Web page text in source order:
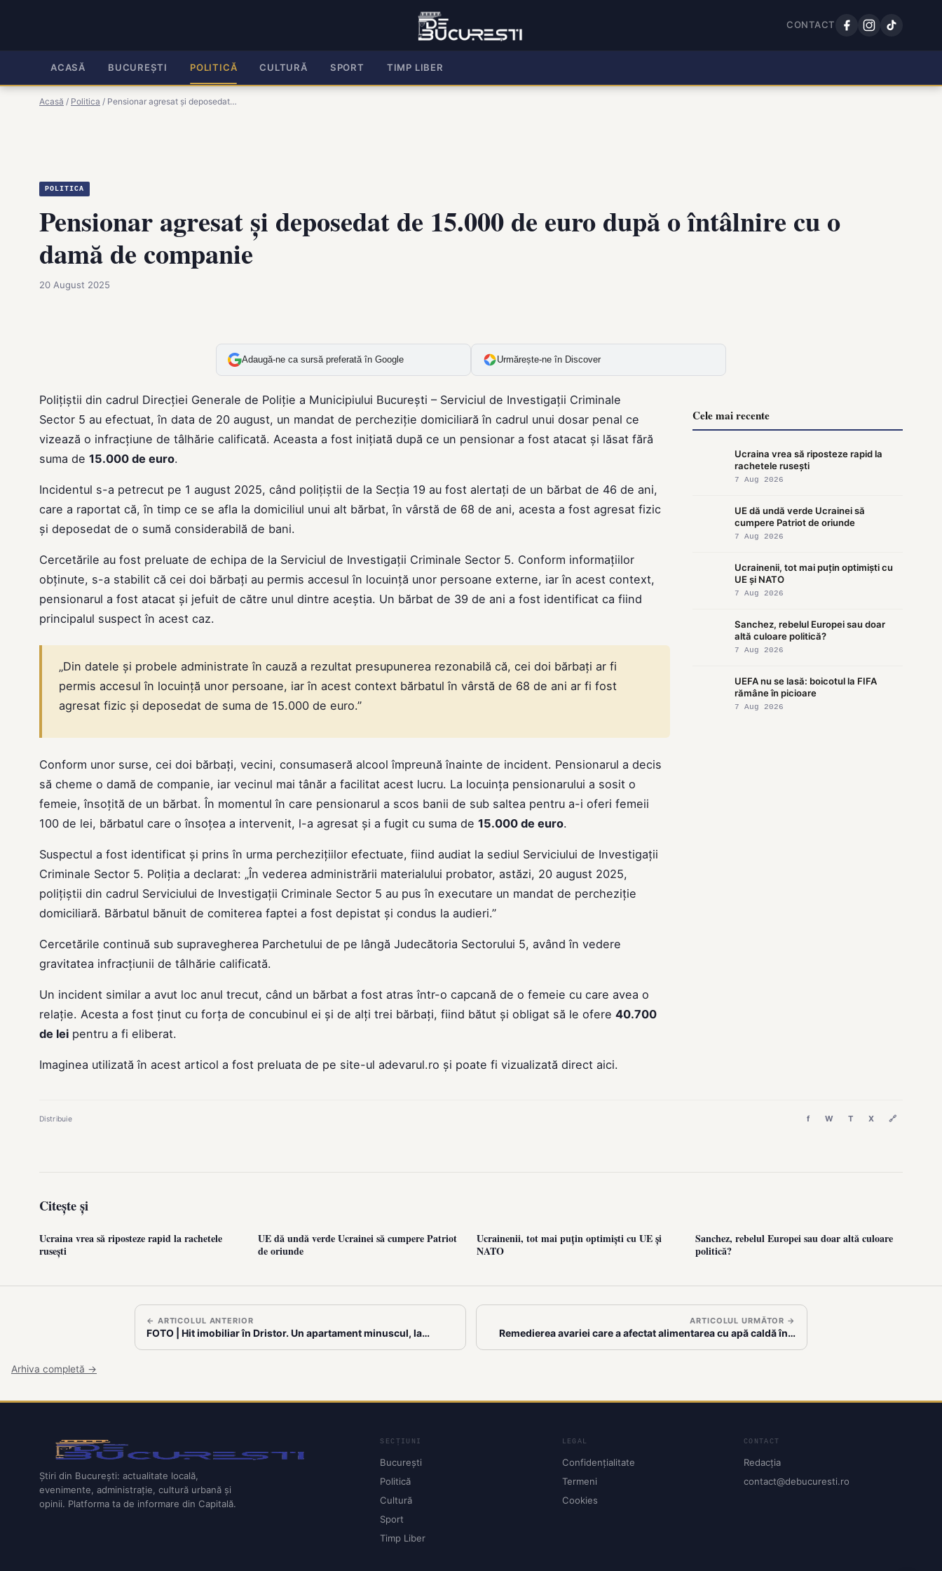
CONTACT
ACASĂ BUCUREȘTI POLITICĂ CULTURĂ SPORT TIMP LIBER
Acasă / Politica / Pensionar agresat și deposedat…
POLITICA
Pensionar agresat și deposedat de 15.000 de euro după o întâlnire cu o
damă de companie
20 August 2025
Adaugă-ne ca sursă preferată în Google Urmărește-ne în Discover
Polițiștii din cadrul Direcției Generale de Poliție a Municipiului București – Serviciul de Investigații Criminale
Sector 5 au efectuat, în data de 20 august, un mandat de percheziție domiciliară în cadrul unui dosar penal ce
vizează o infracțiune de tâlhărie calificată. Aceasta a fost inițiată după ce un pensionar a fost atacat și lăsat fără
suma de 15.000 de euro.
Incidentul s-a petrecut pe 1 august 2025, când polițiștii de la Secția 19 au fost alertați de un bărbat de 46 de ani,
care a raportat că, în timp ce se afla la domiciliul unui alt bărbat, în vârstă de 68 de ani, acesta a fost agresat fizic
și deposedat de o sumă considerabilă de bani.
Cercetările au fost preluate de echipa de la Serviciul de Investigații Criminale Sector 5. Conform informațiilor
obținute, s-a stabilit că cei doi bărbați au permis accesul în locuință unor persoane externe, iar în acest context,
pensionarul a fost atacat și jefuit de către unul dintre aceștia. Un bărbat de 39 de ani a fost identificat ca fiind
principalul suspect în acest caz.
„Din datele și probele administrate în cauză a rezultat presupunerea rezonabilă că, cei doi bărbați ar fi
permis accesul în locuință unor persoane, iar în acest context bărbatul în vârstă de 68 de ani ar fi fost
agresat fizic și deposedat de suma de 15.000 de euro.”
Conform unor surse, cei doi bărbați, vecini, consumaseră alcool împreună înainte de incident. Pensionarul a decis
să cheme o damă de companie, iar vecinul mai tânăr a facilitat acest lucru. La locuința pensionarului a sosit o
femeie, însoțită de un bărbat. În momentul în care pensionarul a scos banii de sub saltea pentru a-i oferi femeii
100 de lei, bărbatul care o însoțea a intervenit, l-a agresat și a fugit cu suma de 15.000 de euro.
Suspectul a fost identificat și prins în urma perchezițiilor efectuate, fiind audiat la sediul Serviciului de Investigații
Criminale Sector 5. Poliția a declarat: „În vederea administrării materialului probator, astăzi, 20 august 2025,
polițiștii din cadrul Serviciului de Investigații Criminale Sector 5 au pus în executare un mandat de percheziție
domiciliară. Bărbatul bănuit de comiterea faptei a fost depistat și condus la audieri.”
Cercetările continuă sub supravegherea Parchetului de pe lângă Judecătoria Sectorului 5, având în vedere
gravitatea infracțiunii de tâlhărie calificată.
Un incident similar a avut loc anul trecut, când un bărbat a fost atras într-o capcană de o femeie cu care avea o
relație. Acesta a fost ținut cu forța de concubinul ei și de alți trei bărbați, fiind bătut și obligat să le ofere 40.700
de lei pentru a fi eliberat.
Imaginea utilizată în acest articol a fost preluata de pe site-ul adevarul.ro și poate fi vizualizată direct aici.
Cele mai recente
Ucraina vrea să riposteze rapid la
rachetele rusești
7 Aug 2026
UE dă undă verde Ucrainei să
cumpere Patriot de oriunde
7 Aug 2026
Ucrainenii, tot mai puțin optimiști cu
UE și NATO
7 Aug 2026
Sanchez, rebelul Europei sau doar
altă culoare politică?
7 Aug 2026
UEFA nu se lasă: boicotul la FIFA
rămâne în picioare
7 Aug 2026
Distribuie f W T X 🔗
Citește și
Ucraina vrea să riposteze rapid la rachetele
rusești
UE dă undă verde Ucrainei să cumpere Patriot
de oriunde
Ucrainenii, tot mai puțin optimiști cu UE și
NATO
Sanchez, rebelul Europei sau doar altă culoare
politică?
← ARTICOLUL ANTERIOR
FOTO | Hit imobiliar în Dristor. Un apartament minuscul, la…
ARTICOLUL URMĂTOR →
Remedierea avariei care a afectat alimentarea cu apă caldă în…
Arhiva completă →
Știri din București: actualitate locală,
evenimente, administrație, cultură urbană și
opinii. Platforma ta de informare din Capitală.
SECȚIUNI
București
Politică
Cultură
Sport
Timp Liber
LEGAL
Confidențialitate
Termeni
Cookies
CONTACT
Redacția
contact@debucuresti.ro